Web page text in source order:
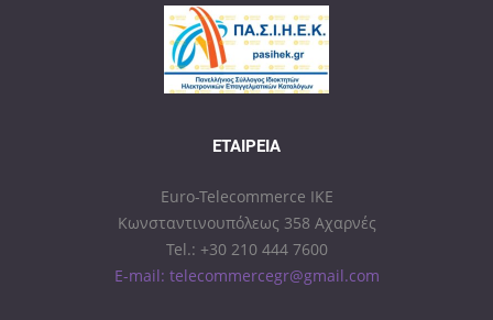
ΕΤΑΙΡΕΊΑ
Euro-Telecommerce IKE
Κωνσταντινουπόλεως 358 Αχαρνές
Tel.: +30 210 444 7600
E-mail: telecommercegr@gmail.com